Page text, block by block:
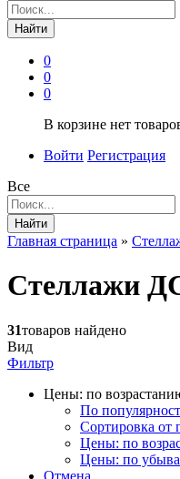
Найти
0
0
0
В корзине нет
Войти Регистрация
Все
Найти
Главная страница »
Стеллажи
31товаров найдено
Вид
Фильтр
Цены: по
По
Сортировка от
Цены: по
Цены: по
Отмена